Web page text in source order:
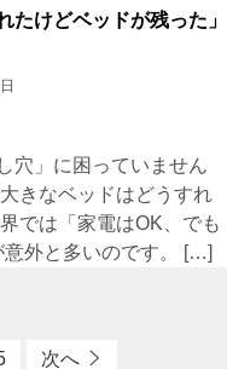
たけどベッドが残った」
穴」に困っていません
きなベッドはどうすれ
では「家電はOK、でも
外と多いのです。 […]
次へ